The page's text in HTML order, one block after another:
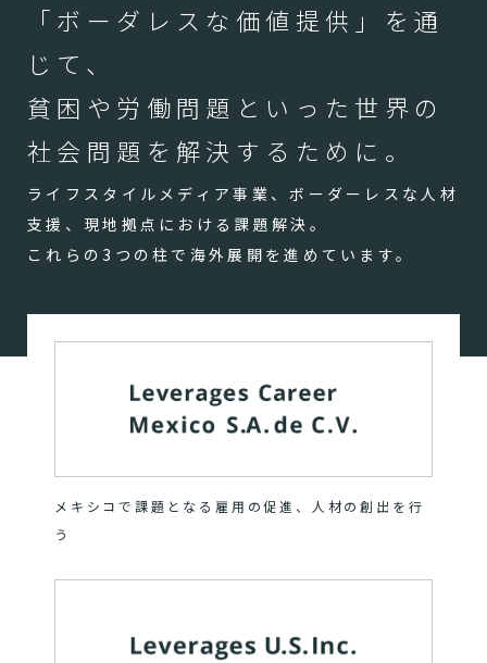
「ボーダレスな価値提供」を通
じて、
貧困や労働問題といった世界の
社会問題を解決するために。
ライフスタイルメディア事業、ボーダーレスな人材
支援、現地拠点における課題解決。
これらの3つの柱で海外展開を進めています。
メキシコで課題となる雇用の促進、人材の創出を行
う